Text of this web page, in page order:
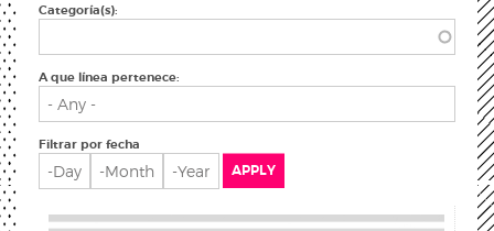
Categoría(s):
A que línea pertenece:
Filtrar por fecha
Filtrar por fecha
Day Month Year
APPLY